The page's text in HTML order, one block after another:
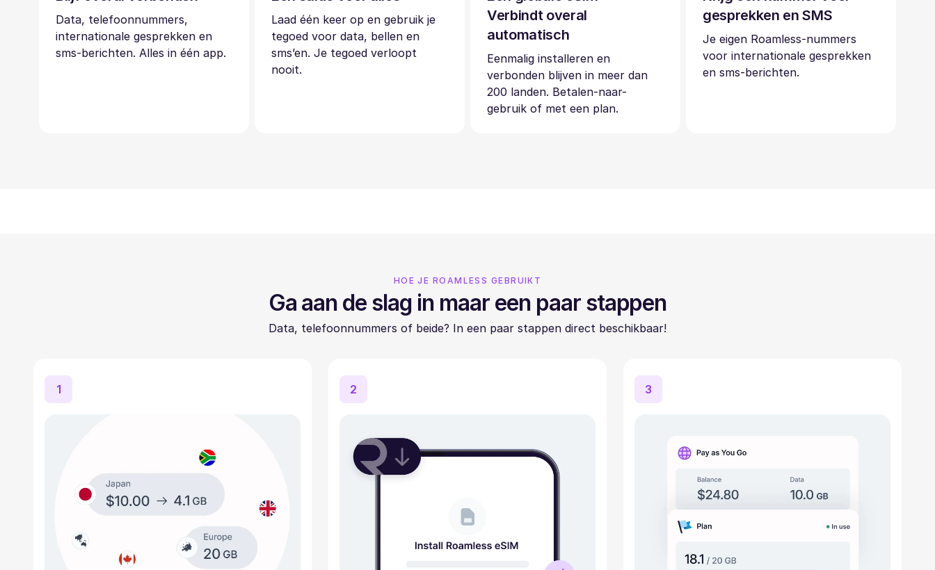
Data, telefoonnummers,
internationale gesprekken en
sms-berichten. Alles in één app.
Laad één keer op en gebruik je
tegoed voor data, bellen en
sms’en. Je tegoed verloopt
nooit.
Verbindt overal
automatisch
Eenmalig installeren en
verbonden blijven in meer dan
200 landen. Betalen-naar-
gebruik of met een plan.
gesprekken en SMS
Je eigen Roamless-nummers
voor internationale gesprekken
en sms-berichten.
HOE JE ROAMLESS GEBRUIKT
Ga aan de slag in maar een paar stappen
Data, telefoonnummers of beide? In een paar stappen direct beschikbaar!
1 2 3